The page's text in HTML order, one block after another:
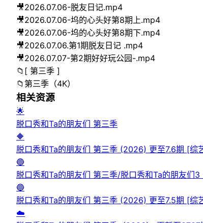
🎥2026.07.06-脱友日记.mp4
🎥2026.07.06-坞的心头好第8期上.mp4
🎥2026.07.06-坞的心头好第8期下.mp4
🎥2026.07.06.第1期脱友日记 .mp4
🎥2026.07.07-第2期好好玩公园-.mp4
📁 [ 第三季 ]
📁 第三季（4K）
相关资源
🌟
脱口秀和Ta的朋友们 第三季
🔶
脱口秀和Ta的朋友们 第三季 (2026) 更至7.6期 [
🔵
🔵
脱口秀和Ta的朋友们 第三季 (2026) 更至7.5期 [
☁️